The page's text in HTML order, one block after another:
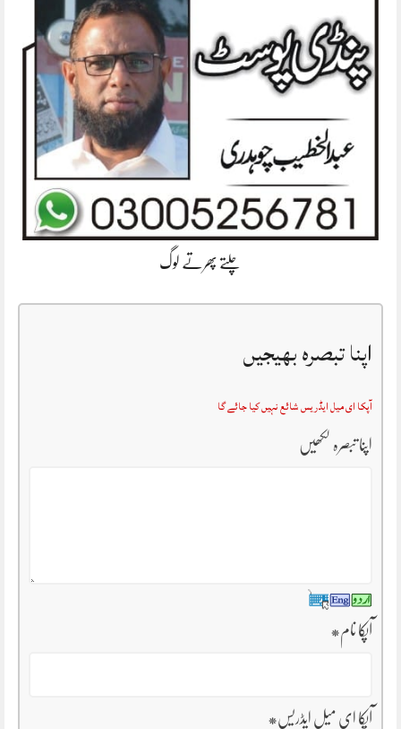
چلتے پھرتے لوگ
اپنا تبصرہ بھیجیں
آپکا ای میل ایڈریس شائع نہیں کیا جائے گا
اپنا تبصرہ لکھیں
آپکا نام*
آپکا ای میل ایڈریس*